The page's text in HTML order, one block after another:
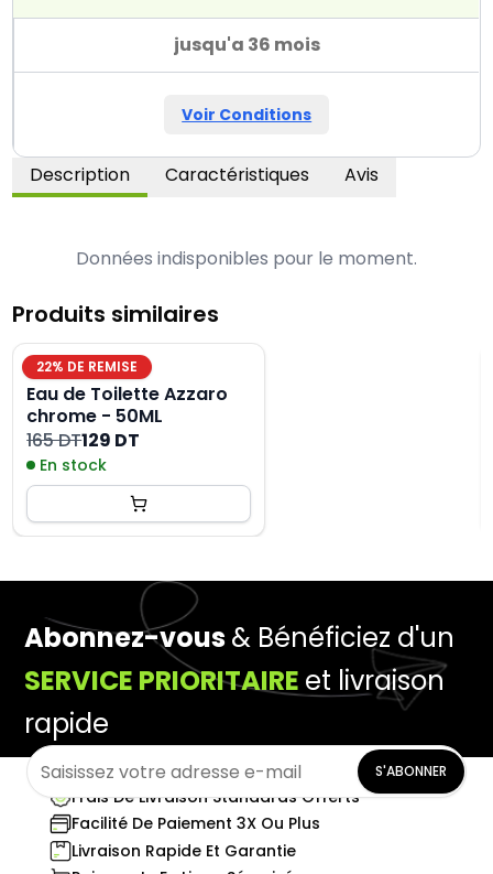
jusqu'a 36 mois
Voir Conditions
Description Caractéristiques Avis
Données indisponibles pour le moment.
Produits similaires
22% DE REMISE
Eau de Toilette Azzaro
chrome - 50ML
165 DT129 DT
En stock
Abonnez-vous& Bénéficiez d'un
SERVICE PRIORITAIRE et livraison
rapide
S'ABONNER
Frais De Livraison Standards Offerts
Facilité De Paiement 3X Ou Plus
Livraison Rapide Et Garantie